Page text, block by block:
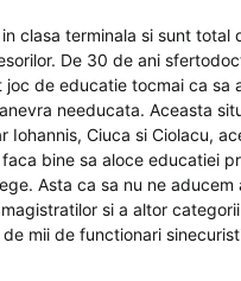
clasa terminala si sunt total
De 30 de ani
joc de educatie tocmai ca sa
needucata. Aceasta
Iohannis, Ciuca si Ciolacu,
bine sa aloce educatiei
Asta ca sa nu ne aducem
si a altor
de mii de functionari